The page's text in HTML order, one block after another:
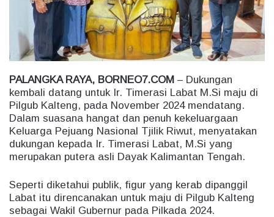
a
PALANGKA RAYA, BORNEO7.COM – Dukungan
kembali datang untuk Ir. Timerasi Labat M.Si maju di
Pilgub Kalteng, pada November 2024 mendatang.
Dalam suasana hangat dan penuh kekeluargaan
Keluarga Pejuang Nasional Tjilik Riwut, menyatakan
dukungan kepada Ir. Timerasi Labat, M.Si yang
merupakan putera asli Dayak Kalimantan Tengah.
Seperti diketahui publik, figur yang kerab dipanggil
Labat itu direncanakan untuk maju di Pilgub Kalteng
sebagai Wakil Gubernur pada Pilkada 2024.